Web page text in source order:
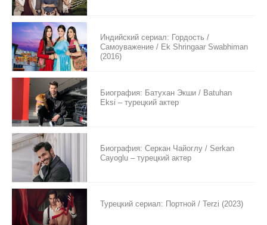
Индийский сериал: Гордость /
Самоуважение / Ek Shringaar Swabhiman
(2016)
Биография: Батухан Экши / Batuhan
Eksi – турецкий актер
Биография: Серкан Чайоглу / Serkan
Cayoglu – турецкий актер
Турецкий сериал: Портной / Terzi (2023)